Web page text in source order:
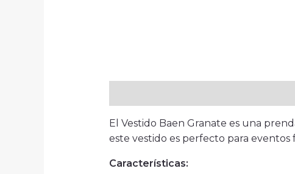
El Vestido Baen Granate es una
este vestido es perfecto para eventos
Características: